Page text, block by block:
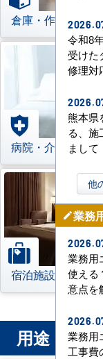
倉庫・作業場
病院・介護施設
宿泊施設
用途 か
令和8
受けた
修理対
熊本県
る、施
まして
他
mode_edit業務
業務用
使える
意点を
業務用
工事費